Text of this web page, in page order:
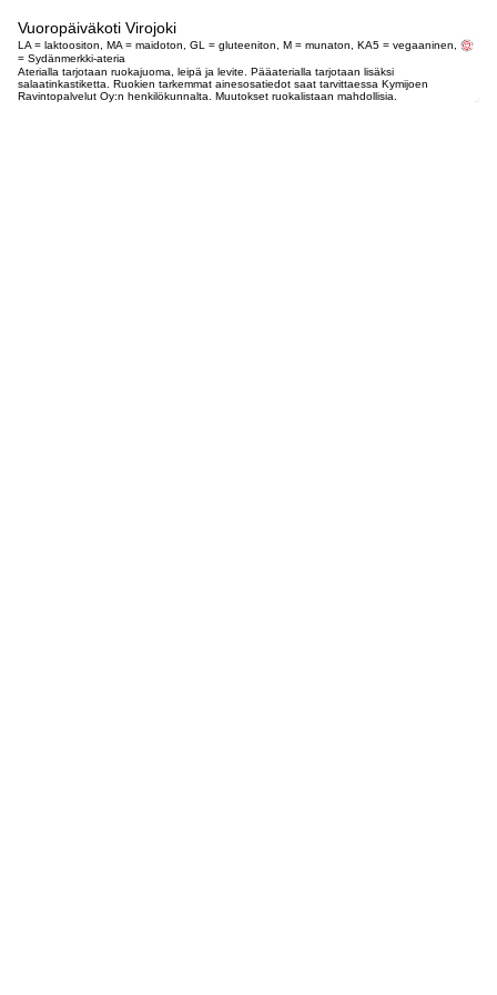
Vuoropäiväkoti Virojoki
LA = laktoositon, MA = maidoton, GL = gluteeniton, M = munaton, KA5 = vegaaninen,
= Sydänmerkki-ateria
Aterialla tarjotaan ruokajuoma, leipä ja levite. Pääaterialla tarjotaan lisäksi
salaatinkastiketta. Ruokien tarkemmat ainesosatiedot saat tarvittaessa Kymijoen
Ravintopalvelut Oy:n henkilökunnalta. Muutokset ruokalistaan mahdollisia.